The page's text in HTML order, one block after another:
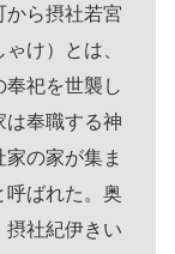
から摂社若宮
け）とは、
奉祀を世襲し
は奉職する神
の家が集ま
呼ばれた。奥
摂社紀伊きい